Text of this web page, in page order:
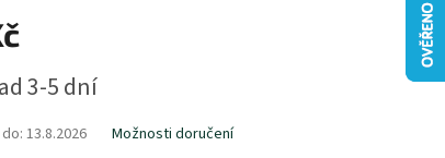
3-5 dní
13.8.2026 Možnosti doručení